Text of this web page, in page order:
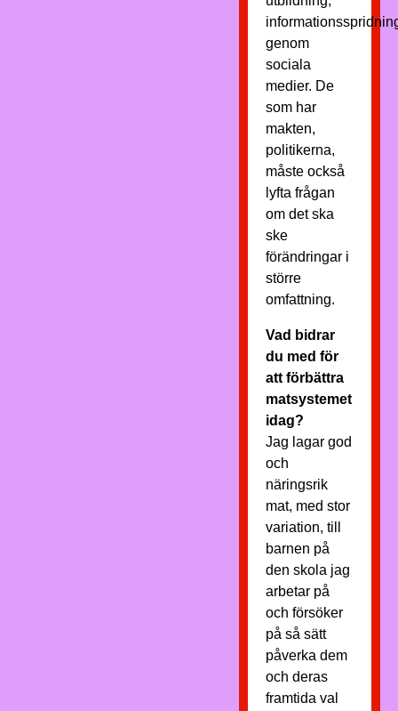
genom
sociala
medier. De
som har
makten,
politikerna,
måste också
lyfta frågan
om det ska
ske
förändringar i
större
omfattning.
Vad bidrar
du med för
att förbättra
matsystemet
idag?
Jag lagar god
och
näringsrik
mat, med stor
variation, till
barnen på
den skola jag
arbetar på
och försöker
på så sätt
påverka dem
och deras
framtida val